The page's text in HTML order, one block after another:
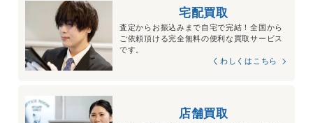
宅配買取
査定からお振込みまで自宅で完結！全国から
ご依頼頂ける完全無料の便利な買取サービス
です。
くわしくはこちら
店舗買取